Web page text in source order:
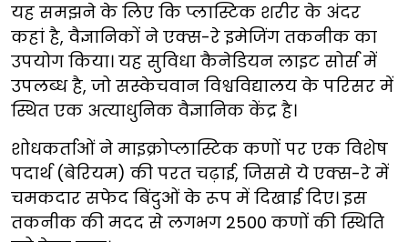
यह समझने के लिए कि प्लास्टिक शरीर के अंदर
कहां है, वैज्ञानिकों ने एक्स-रे इमेजिंग तकनीक का
उपयोग किया। यह सुविधा कैनेडियन लाइट सोर्स में
उपलब्ध है, जो सस्केचवान विश्वविद्यालय के परिसर में
स्थित एक अत्याधुनिक वैज्ञानिक केंद्र है।
शोधकर्ताओं ने माइक्रोप्लास्टिक कणों पर एक विशेष
पदार्थ (बेरियम) की परत चढ़ाई, जिससे ये एक्स-रे में
चमकदार सफेद बिंदुओं के रूप में दिखाई दिए। इस
तकनीक की मदद से लगभग 2500 कणों की स्थिति